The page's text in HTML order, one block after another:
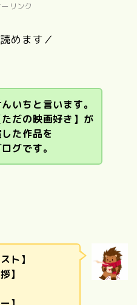
リンク
めます／
いちと言います。
だの映画好き】が
た作品を
グです。
ト】
】